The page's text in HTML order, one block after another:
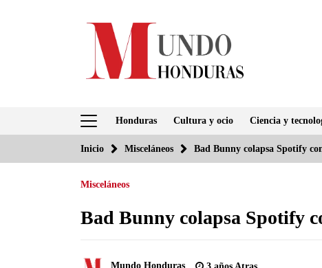
Honduras Cultura y ocio Ciencia y
Inicio Misceláneos Bad Bunny colapsa Spotify
Misceláneos
Bad Bunny colapsa Spotify
Mundo Honduras